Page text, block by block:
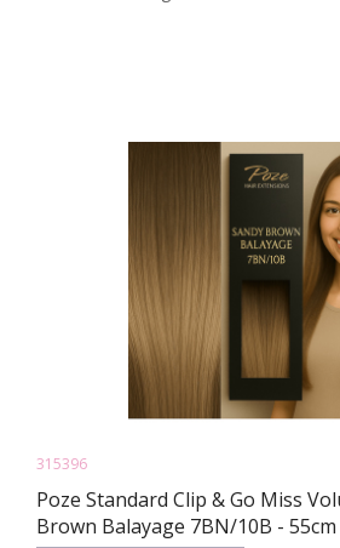
315396
Poze Standard Clip & Go Miss
Brown Balayage 7BN/10B - 55cm